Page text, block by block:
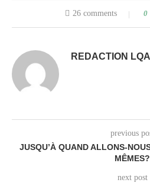
26 comments 0
REDACTION LQA
previous
JUSQU’À QUAND ALLONS-
MÊMES?
next post